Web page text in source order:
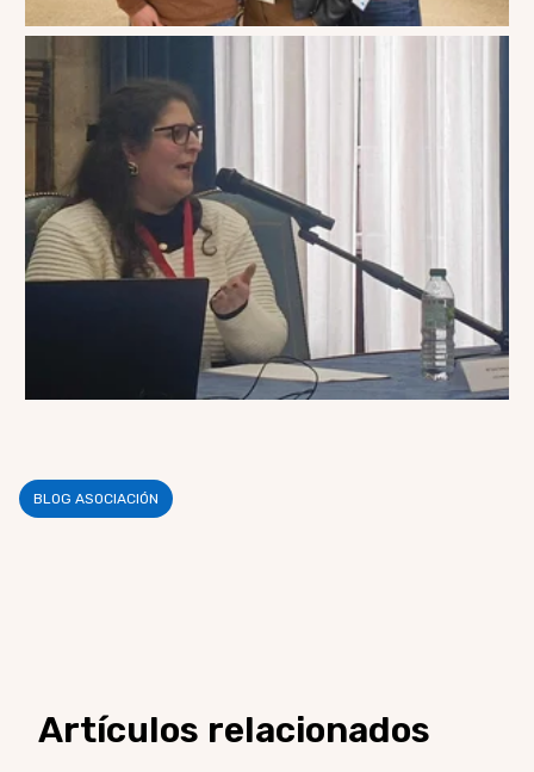
BLOG ASOCIACIÓN
Artículos relacionados